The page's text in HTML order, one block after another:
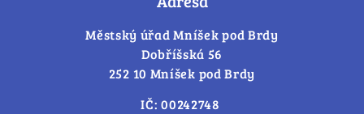
Městský úřad Mníšek pod Brdy
Dobříšská 56
252 10 Mníšek pod Brdy
IČ: 00242748